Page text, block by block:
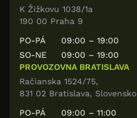
K Žižkovu 1038/1a
190 00 Praha 9
PO-PÁ
09:00 – 19:00
SO-NE
09:00 – 19:00
PROVOZOVNA BRATISLAVA
Račianska 1524/75,
831 02 Bratislava, Slovensko
PO-PÁ
09:00 – 11:00